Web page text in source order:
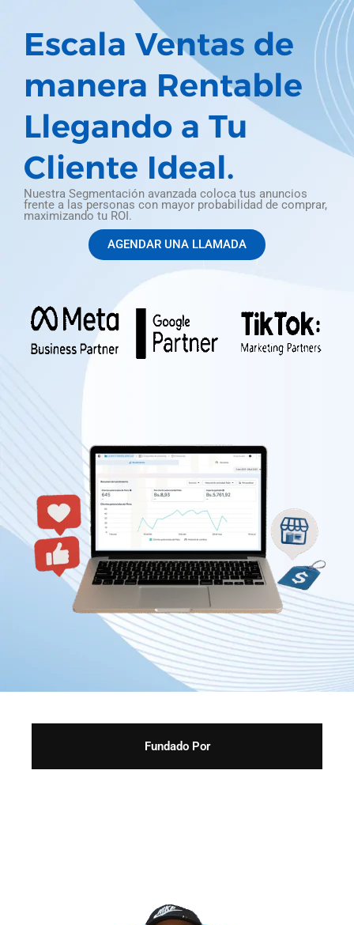
Escala Ventas de
manera Rentable
Llegando a Tu
Cliente Ideal.
Nuestra Segmentación avanzada coloca tus anuncios
frente a las personas con mayor probabilidad de comprar,
maximizando tu ROI.
AGENDAR UNA LLAMADA
Fundado Por